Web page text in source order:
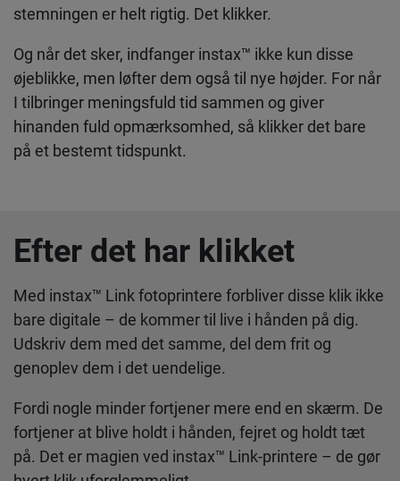
stemningen er helt rigtig. Det klikker.
Og når det sker, indfanger instax™ ikke kun disse
øjeblikke, men løfter dem også til nye højder. For når
I tilbringer meningsfuld tid sammen og giver
hinanden fuld opmærksomhed, så klikker det bare
på et bestemt tidspunkt.
Efter det har klikket
Med instax™ Link fotoprintere forbliver disse klik ikke
bare digitale – de kommer til live i hånden på dig.
Udskriv dem med det samme, del dem frit og
genoplev dem i det uendelige.
Fordi nogle minder fortjener mere end en skærm. De
fortjener at blive holdt i hånden, fejret og holdt tæt
på. Det er magien ved instax™ Link-printere – de gør